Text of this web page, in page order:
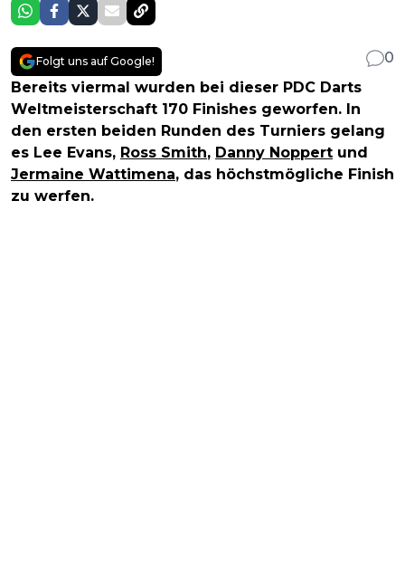
Folgt uns auf Google!
0
Bereits viermal wurden bei dieser PDC Darts
Weltmeisterschaft 170 Finishes geworfen. In
den ersten beiden Runden des Turniers gelang
es Lee Evans, Ross Smith, Danny Noppert und
Jermaine Wattimena, das höchstmögliche Finish
zu werfen.